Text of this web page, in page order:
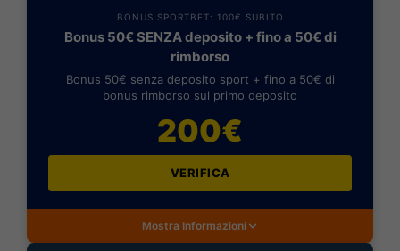
BONUS SPORTBET: 100€ SUBITO
Bonus 50€ SENZA deposito + fino a 50€ di
rimborso
Bonus 50€ senza deposito sport + fino a 50€ di
bonus rimborso sul primo deposito
200€
VERIFICA
Mostra Informazioni